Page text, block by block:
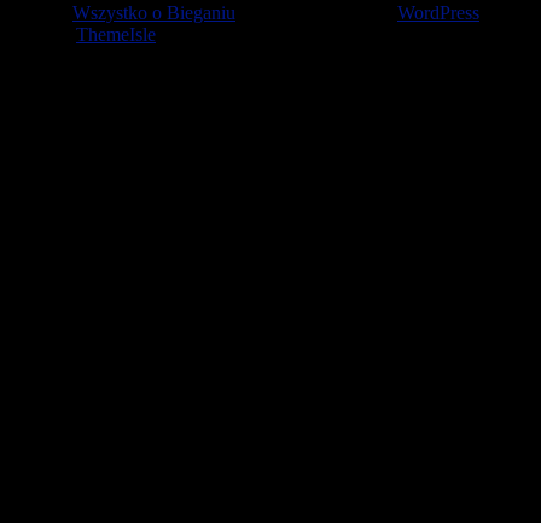
Wszystko o Bieganiu
WordPress
ThemeIsle